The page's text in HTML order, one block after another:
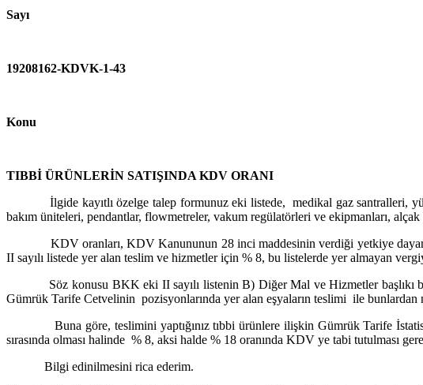
Sayı
19208162-KDVK-1-43
Konu
TIBBİ ÜRÜNLERİN SATIŞINDA KDV ORANI
İlgide kayıtlı özelge talep formunuz eki listede, medikal gaz santralleri,
bakım üniteleri, pendantlar, flowmetreler, vakum regülatörleri ve ekipmanları,
KDV oranları, KDV Kanununun 28 inci maddesinin verdiği yetkiye
II sayılı listede yer alan teslim ve hizmetler için % 8, bu listelerde yer almayan
Söz konusu BKK eki II sayılı listenin B) Diğer Mal ve Hizmetler başlıkı
Gümrük Tarife Cetvelinin pozisyonlarında yer alan eşyaların teslimi ile
Buna göre, teslimini yaptığınız tıbbi ürünlere ilişkin Gümrük Tarife
sırasında olması halinde % 8, aksi halde % 18 oranında KDV ye tabi tutulması
Bilgi edinilmesini rica ederim.